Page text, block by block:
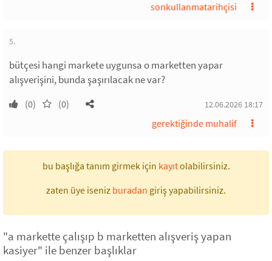
sonkullanmatarihçisi
5.
bütçesi hangi markete uygunsa o marketten yapar
alışverişini, bunda şaşırılacak ne var?
(0) (0) 12.06.2026 18:17
gerektiğinde muhalif
bu başlığa tanım girmek için kayıtolabilirsiniz.
zaten üye iseniz buradan giriş yapabilirsiniz.
"a markette çalışıp b marketten alışveriş yapan
kasiyer" ile benzer başlıklar